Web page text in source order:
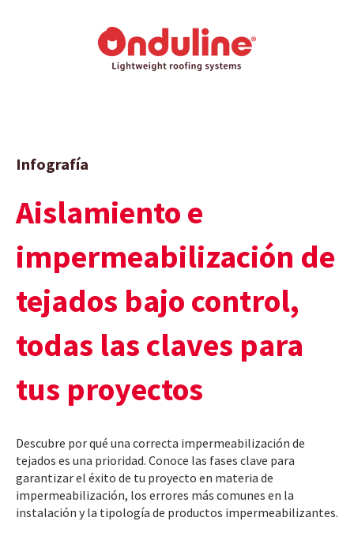
Infografía
Aislamiento e
impermeabilización de
tejados bajo control,
todas las claves para
tus proyectos
Descubre por qué una correcta impermeabilización de
tejados es una prioridad. Conoce las fases clave para
garantizar el éxito de tu proyecto en materia de
impermeabilización, los errores más comunes en la
instalación y la tipología de productos impermeabilizantes.